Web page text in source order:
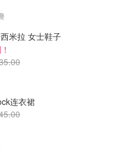
Store
米拉 女士鞋子
连衣裙